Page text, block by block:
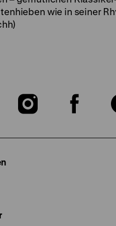
wie in seiner
Zu
Zu